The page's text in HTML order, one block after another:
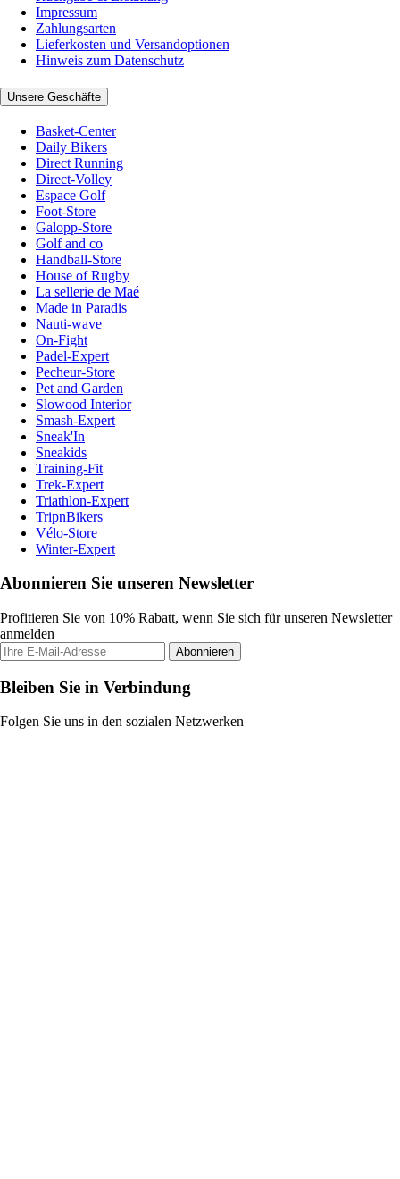
Impressum
Zahlungsarten
Lieferkosten und Versandoptionen
Hinweis zum Datenschutz
Unsere Geschäfte
Basket-Center
Daily Bikers
Direct Running
Direct-Volley
Espace Golf
Foot-Store
Galopp-Store
Golf and co
Handball-Store
House of Rugby
La sellerie de Maé
Made in Paradis
Nauti-wave
On-Fight
Padel-Expert
Pecheur-Store
Pet and Garden
Slowood Interior
Smash-Expert
Sneak'In
Sneakids
Training-Fit
Trek-Expert
Triathlon-Expert
TripnBikers
Vélo-Store
Winter-Expert
Abonnieren Sie unseren Newsletter
Profitieren Sie von 10% Rabatt, wenn Sie sich für unseren Newsletter
anmelden
Abonnieren
Bleiben Sie in Verbindung
Folgen Sie uns in den sozialen Netzwerken